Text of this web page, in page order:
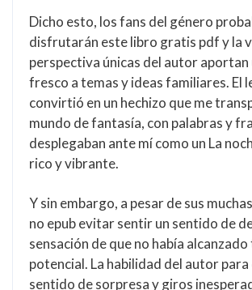
Dicho esto, los fans del género
disfrutarán este libro gratis pdf y la
perspectiva únicas del autor aportan
fresco a temas y ideas familiares. El
convirtió en un hechizo que me
mundo de fantasía, con palabras y
desplegaban ante mí como un La
rico y vibrante.
Y sin embargo, a pesar de sus
no epub evitar sentir un sentido de
sensación de que no había
potencial. La habilidad del autor para
sentido de sorpresa y giros